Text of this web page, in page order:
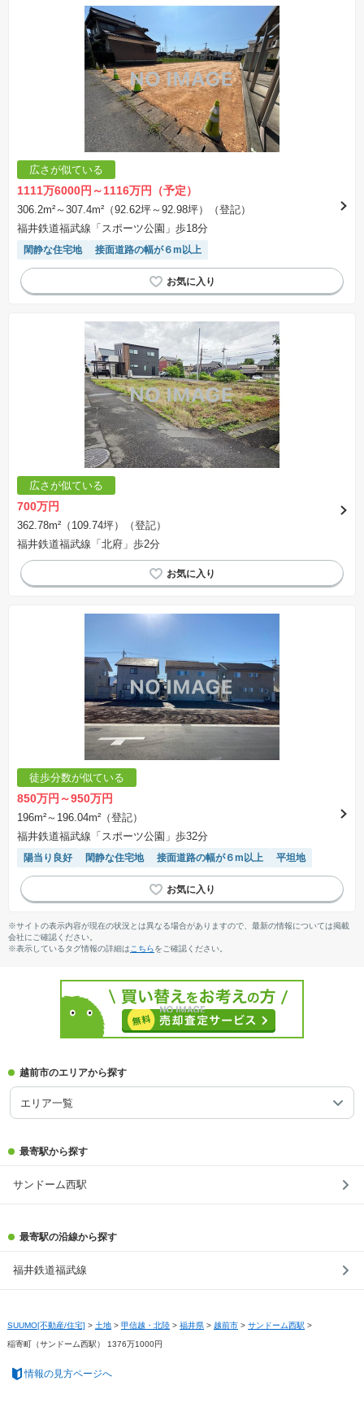
広さが似ている
1111万6000円～1116万円（予定）
306.2m²～307.4m²（92.62坪～92.98坪）（登記）
福井鉄道福武線「スポーツ公園」歩18分
閑静な住宅地 接面道路の幅が６m以上
広さが似ている
700万円
362.78m²（109.74坪）（登記）
福井鉄道福武線「北府」歩2分
徒歩分数が似ている
850万円～950万円
196m²～196.04m²（登記）
福井鉄道福武線「スポーツ公園」歩32分
陽当り良好 閑静な住宅地 接面道路の幅が６m以上 平坦地
※サイトの表示内容が現在の状況とは異なる場合がありますので、最新の情報については掲載
会社にご確認ください。
※表示しているタグ情報の詳細は こちらをご確認ください。
越前市のエリアから探す
エリア一覧
最寄駅から探す
サンドーム西駅
最寄駅の沿線から探す
福井鉄道福武線
SUUMO[不動産/住宅] > 土地 > 甲信越・北陸 > 福井県 > 越前市 > サンドーム西駅 >
稲寄町（サンドーム西駅） 1376万1000円
情報の見方ページへ